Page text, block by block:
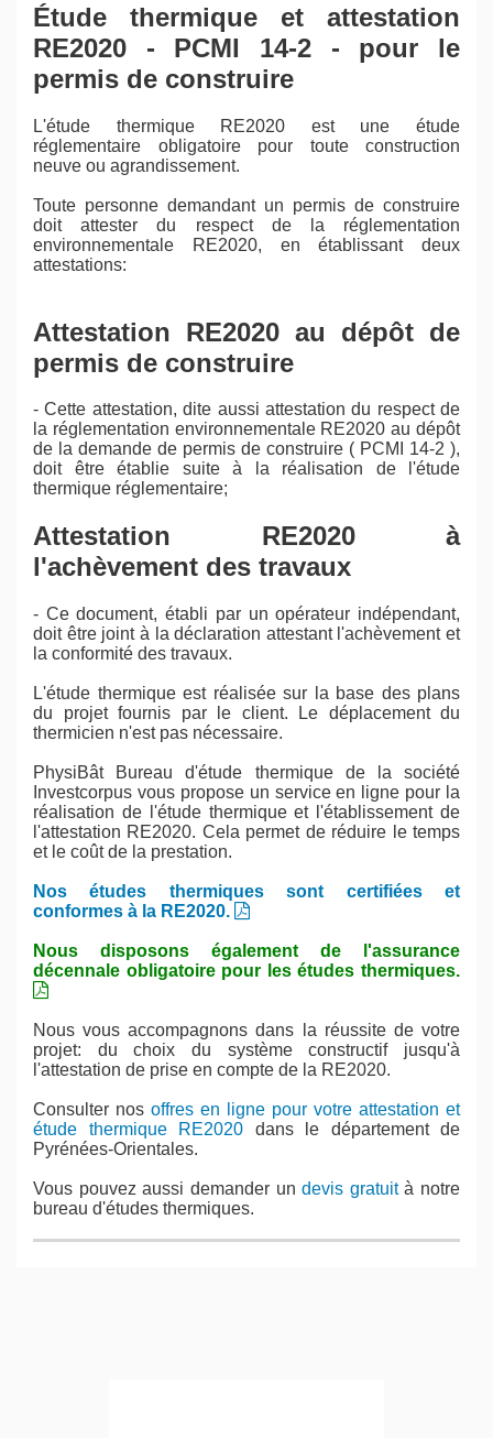
Étude thermique et attestation
RE2020 - PCMI 14-2 - pour le
permis de construire
L'étude thermique RE2020 est une étude
réglementaire obligatoire pour toute construction
neuve ou agrandissement.
Toute personne demandant un permis de construire
doit attester du respect de la réglementation
environnementale RE2020, en établissant deux
attestations:
Attestation RE2020 au dépôt de
permis de construire
- Cette attestation, dite aussi attestation du respect de
la réglementation environnementale RE2020 au dépôt
de la demande de permis de construire ( PCMI 14-2 ),
doit être établie suite à la réalisation de l'étude
thermique réglementaire;
Attestation RE2020 à
l'achèvement des travaux
- Ce document, établi par un opérateur indépendant,
doit être joint à la déclaration attestant l'achèvement et
la conformité des travaux.
L'étude thermique est réalisée sur la base des plans
du projet fournis par le client. Le déplacement du
thermicien n'est pas nécessaire.
PhysiBât Bureau d'étude thermique de la société
Investcorpus vous propose un service en ligne pour la
réalisation de l'étude thermique et l'établissement de
l'attestation RE2020. Cela permet de réduire le temps
et le coût de la prestation.
Nos études thermiques sont certifiées et
conformes à la RE2020.
Nous disposons également de l'assurance
décennale obligatoire pour les études thermiques.
Nous vous accompagnons dans la réussite de votre
projet: du choix du système constructif jusqu'à
l'attestation de prise en compte de la RE2020.
Consulter nos offres en ligne pour votre attestation et
étude thermique RE2020 dans le département de
Pyrénées-Orientales.
Vous pouvez aussi demander undevis gratuità notre
bureau d'études thermiques.